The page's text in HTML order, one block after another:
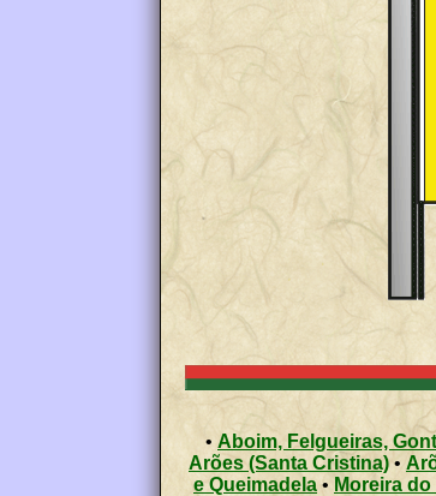
• Aboim, Felgueiras,
Arões (Santa Cristina)•
e Queimadela• Moreira